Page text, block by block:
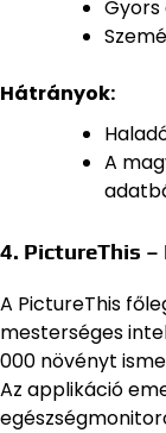
Gyors
Hátrányok:
A
4. PictureThis
A PictureThis
mesterséges
000 növényt
Az applikáció